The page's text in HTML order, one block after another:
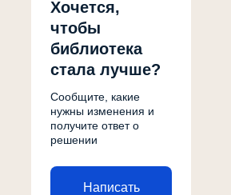
Хочется,
чтобы
библиотека
стала лучше?
Сообщите, какие
нужны изменения и
получите ответ о
решении
Написать